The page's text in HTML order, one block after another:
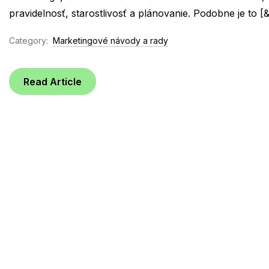
pravidelnosť, starostlivosť a plánovanie. Podobne je to
Category: Marketingové návody a rady
Read Article